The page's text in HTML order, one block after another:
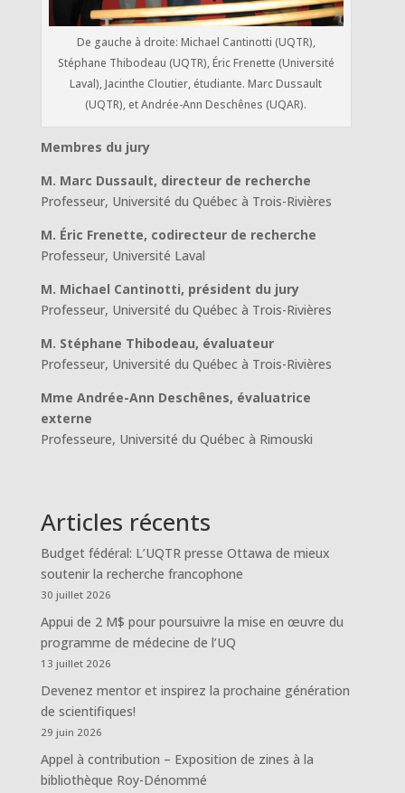
De gauche à droite: Michael Cantinotti (UQTR),
Stéphane Thibodeau (UQTR), Éric Frenette (Université
Laval), Jacinthe Cloutier, étudiante. Marc Dussault
(UQTR), et Andrée-Ann Deschênes (UQAR).
Membres du jury
M. Marc Dussault, directeur de recherche
Professeur, Université du Québec à Trois-Rivières
M. Éric Frenette, codirecteur de recherche
Professeur, Université Laval
M. Michael Cantinotti, président du jury
Professeur, Université du Québec à Trois-Rivières
M. Stéphane Thibodeau, évaluateur
Professeur, Université du Québec à Trois-Rivières
Mme Andrée-Ann Deschênes, évaluatrice
externe
Professeure, Université du Québec à Rimouski
Articles récents
Budget fédéral: L’UQTR presse Ottawa de mieux
soutenir la recherche francophone
30 juillet 2026
Appui de 2 M$ pour poursuivre la mise en œuvre du
programme de médecine de l’UQ
13 juillet 2026
Devenez mentor et inspirez la prochaine génération
de scientifiques!
29 juin 2026
Appel à contribution – Exposition de zines à la
bibliothèque Roy-Dénommé